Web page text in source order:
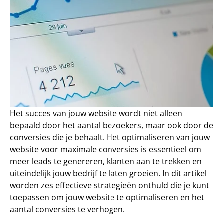
Het succes van jouw website wordt niet alleen
bepaald door het aantal bezoekers, maar ook door de
conversies die je behaalt. Het optimaliseren van jouw
website voor maximale conversies is essentieel om
meer leads te genereren, klanten aan te trekken en
uiteindelijk jouw bedrijf te laten groeien. In dit artikel
worden zes effectieve strategieën onthuld die je kunt
toepassen om jouw website te optimaliseren en het
aantal conversies te verhogen.